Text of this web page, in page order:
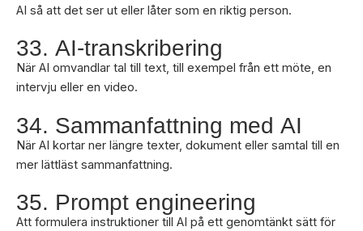
AI så att det ser ut eller låter som en riktig person.
33. AI-transkribering
När AI omvandlar tal till text, till exempel från ett möte, en
intervju eller en video.
34. Sammanfattning med AI
När AI kortar ner längre texter, dokument eller samtal till en
mer lättläst sammanfattning.
35. Prompt engineering
Att formulera instruktioner till AI på ett genomtänkt sätt för